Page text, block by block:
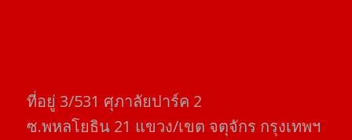
ที่อยู่​ 3/531​ ศุภาลัยปาร์ค​ 2
ซ.พหลโยธิน​ 21​ แขวง/เขต​ จตุจักร​ กรุงเทพฯ